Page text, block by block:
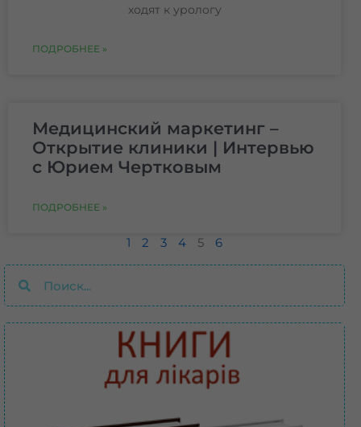
ходят к урологу
ПОДРОБНЕЕ »
Медицинский маркетинг –
Открытие клиники | Интервью
с Юрием Чертковым
ПОДРОБНЕЕ »
1 2 3 4 5 6
Поиск